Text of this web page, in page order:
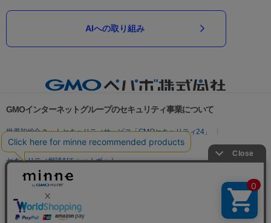
AIへの取り組み
GMOインターネットグループのセキュリティ事業について
世界初総合ネットセキュリティサービス「GMOセキュリティ24」
パスワード漏洩診断
Webサイトリスク診断
セキュリティ相談AIチャットボット
実在証明・盗聴対策
サイバー攻撃対策（GMO Flatt Security）
セキュリティ事業の軌跡